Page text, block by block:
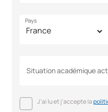
Pays
Situation académique
J'ai lu et j'accepte la